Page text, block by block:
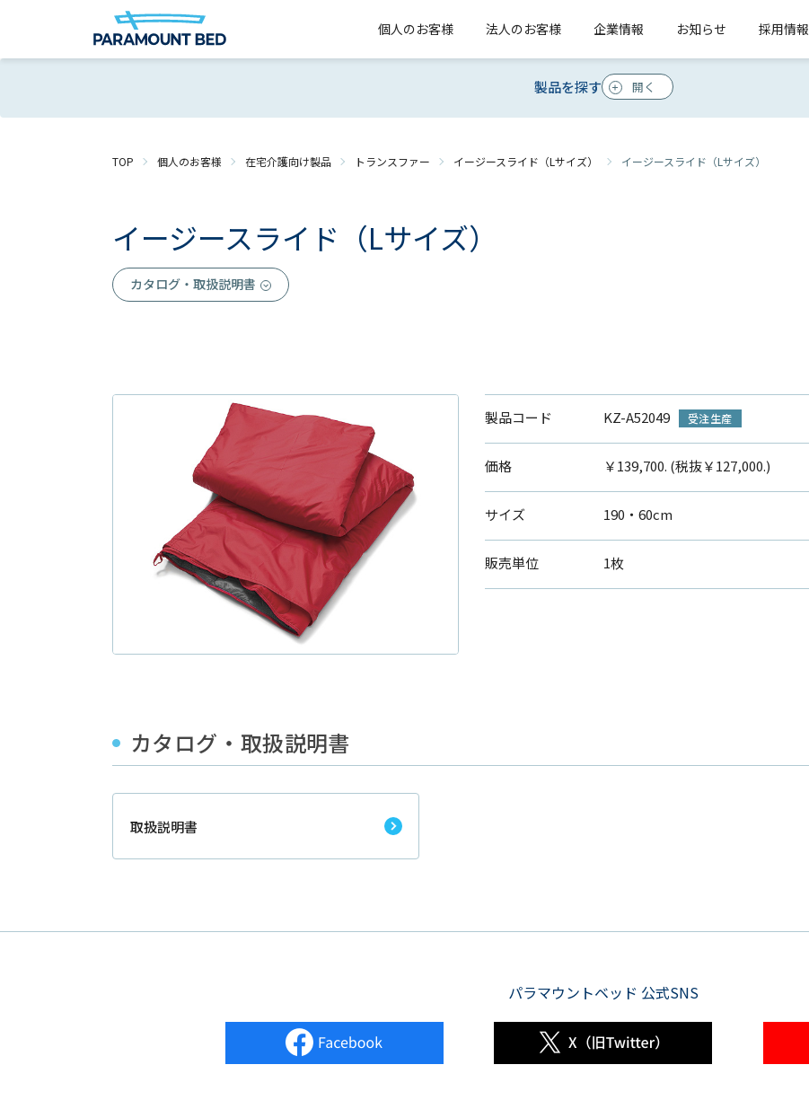
個人のお客様 法人のお客様 企業情報 お知らせ 採用情報
製品を探す
TOP 個人のお客様 在宅介護向け製品 トランスファー イージースライド（Lサイズ） イージースライド（Lサイズ）
イージースライド（Lサイズ）
カタログ・取扱説明書
製品コード KZ-A52049 受注生産
価格 ￥139,700. (税抜￥127,000.)
サイズ 190・60cm
販売単位 1枚
カタログ・取扱説明書
取扱説明書
パラマウントベッド 公式SNS